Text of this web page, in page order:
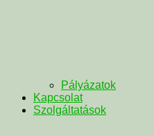
Pályázatok
Kapcsolat
Szolgáltatások